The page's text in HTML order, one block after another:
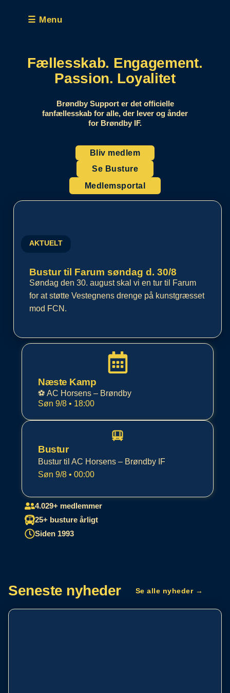
☰ Menu
Fællesskab. Engagement.
Passion. Loyalitet
Brøndby Support er det officielle
fanfællesskab for alle, der lever og ånder
for Brøndby IF.
Bliv medlem
Se Busture
Medlemsportal
AKTUELT
Bustur til Farum søndag d. 30/8
Søndag den 30. august skal vi en tur til Farum
for at støtte Vestegnens drenge på kunstgræsset
mod FCN.
Næste Kamp
⚽️ AC Horsens – Brøndby
Søn 9/8 • 18:00
Bustur
Bustur til AC Horsens – Brøndby IF
Søn 9/8 • 00:00
4.029+ medlemmer
25+ busture årligt
Siden 1993
Seneste nyheder Se alle nyheder →